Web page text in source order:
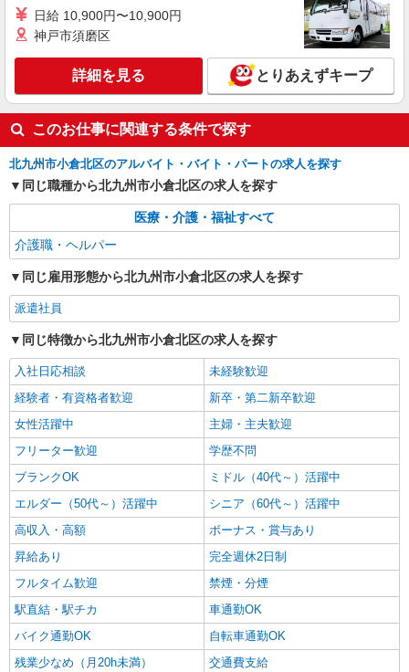
時給1450円〜2062円 ＜日払い有/週払い有/交
キープ 詳細を見る
日給 10,900円〜10,900円
神戸市須磨区
詳細を見る とりあえずキープ
このお仕事に関連する条件で探す
北九州市小倉北区のアルバイト・バイト・パートの求人を探す
同じ職種から北九州市小倉北区の求人を探す
医療・介護・福祉すべて
介護職・ヘルパー
同じ雇用形態から北九州市小倉北区の求人を探す
派遣社員
同じ特徴から北九州市小倉北区の求人を探す
入社日応相談
未経験歓迎
経験者・有資格者歓迎
新卒・第二新卒歓迎
女性活躍中
主婦・主夫歓迎
フリーター歓迎
学歴不問
ブランクOK
ミドル（40代～）活躍中
エルダー（50代～）活躍中
シニア（60代～）活躍中
高収入・高額
ボーナス・賞与あり
昇給あり
完全週休2日制
フルタイム歓迎
禁煙・分煙
駅直結・駅チカ
車通勤OK
バイク通勤OK
自転車通勤OK
残業少なめ（月20h未満）
交通費支給